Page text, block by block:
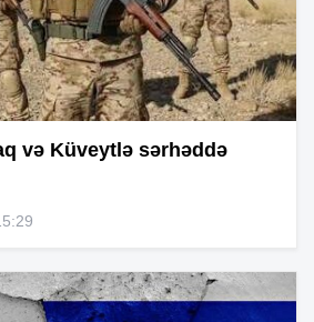
və Küveytlə sərhəddə